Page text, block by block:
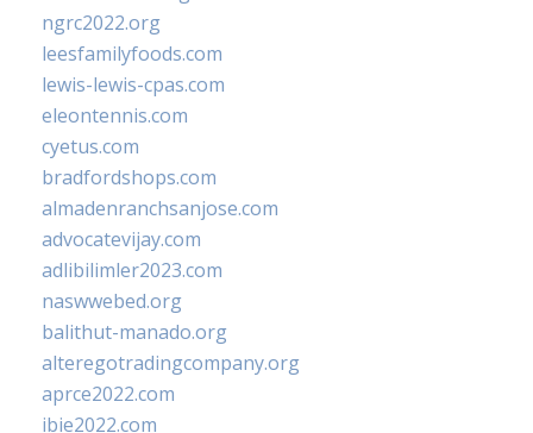
ngrc2022.org
leesfamilyfoods.com
lewis-lewis-cpas.com
eleontennis.com
cyetus.com
bradfordshops.com
almadenranchsanjose.com
advocatevijay.com
adlibilimler2023.com
naswwebed.org
balithut-manado.org
alteregotradingcompany.org
aprce2022.com
ibie2022.com